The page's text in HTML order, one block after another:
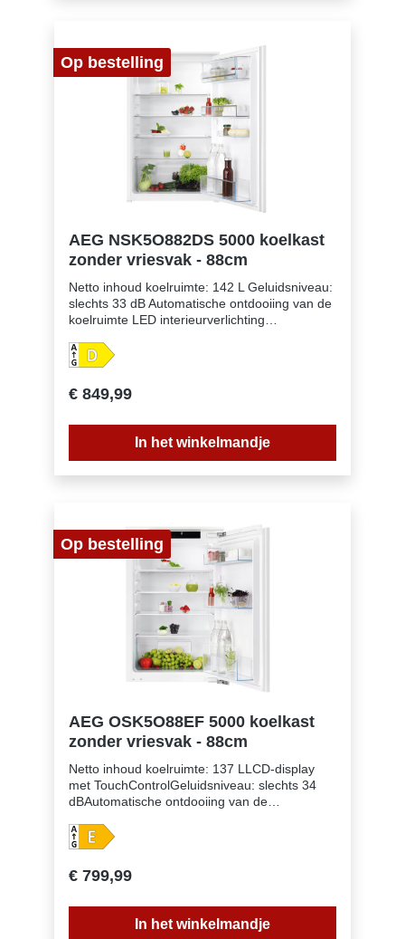
Op bestelling
AEG NSK5O882DS 5000 koelkast
zonder vriesvak - 88cm
Netto inhoud koelruimte: 142 L Geluidsniveau:
slechts 33 dB Automatische ontdooiing van de
koelruimte LED interieurverlichting
Schuiftechniek voor deur Leggers koelruimte:
3, Metallic Grey Plastic Laden koelruimte: 1
6 eieren Kleur: Wit Verlichting: LED Betaalbaar
betaalmiddelaanvaarden.
€ 849,99
In het winkelmandje
Op bestelling
AEG OSK5O88EF 5000 koelkast
zonder vriesvak - 88cm
Netto inhoud koelruimte: 137 LLCD-display
met TouchControlGeluidsniveau: slechts 34
dBAutomatische ontdooiing van de
akoestisch alarm bij open deurLED
interieurverlichtingCoolmatic-functie voor het
rechts &omkeerbaarDeur op deur
PlasticLaden koelruimte: 1 880 mm
inbouwhoogteEierrekje: 2 rekjes voor 6
€ 799,99
In het winkelmandje